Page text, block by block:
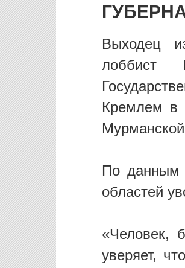
Выходец
лоббист
Кремлем в
По данным
областей
«Человек,
уверяет,